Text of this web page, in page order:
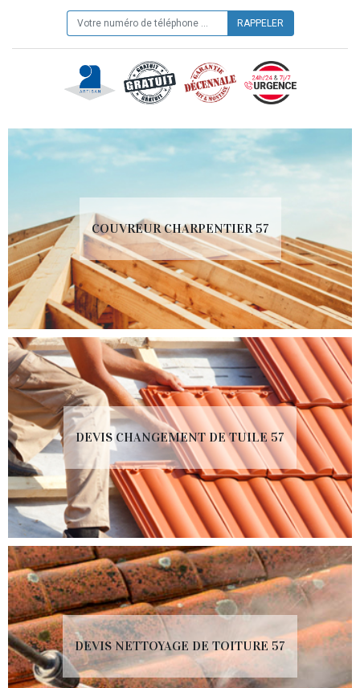
COUVREUR CHARPENTIER 57
DEVIS CHANGEMENT DE TUILE 57
DEVIS NETTOYAGE DE TOITURE 57